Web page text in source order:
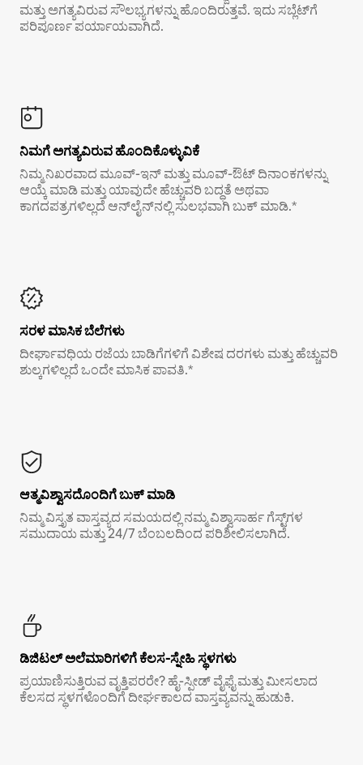
ಮತ್ತು ಅಗತ್ಯವಿರುವ ಸೌಲಭ್ಯಗಳನ್ನು ಹೊಂದಿರುತ್ತವೆ. ಇದು ಸಬ್ಲೆಟ್‌ಗೆ
ಪರಿಪೂರ್ಣ ಪರ್ಯಾಯವಾಗಿದೆ.
ನಿಮಗೆ ಅಗತ್ಯವಿರುವ ಹೊಂದಿಕೊಳ್ಳುವಿಕೆ
ನಿಮ್ಮ ನಿಖರವಾದ ಮೂವ್-ಇನ್ ಮತ್ತು ಮೂವ್-ಔಟ್ ದಿನಾಂಕಗಳನ್ನು
ಆಯ್ಕೆ ಮಾಡಿ ಮತ್ತು ಯಾವುದೇ ಹೆಚ್ಚುವರಿ ಬದ್ಧತೆ ಅಥವಾ
ಕಾಗದಪತ್ರಗಳಿಲ್ಲದೆ ಆನ್‌ಲೈನ್‌ನಲ್ಲಿ ಸುಲಭವಾಗಿ ಬುಕ್ ಮಾಡಿ.*
ಸರಳ ಮಾಸಿಕ ಬೆಲೆಗಳು
ದೀರ್ಘಾವಧಿಯ ರಜೆಯ ಬಾಡಿಗೆಗಳಿಗೆ ವಿಶೇಷ ದರಗಳು ಮತ್ತು ಹೆಚ್ಚುವರಿ
ಶುಲ್ಕಗಳಿಲ್ಲದೆ ಒಂದೇ ಮಾಸಿಕ ಪಾವತಿ.*
ಆತ್ಮವಿಶ್ವಾಸದೊಂದಿಗೆ ಬುಕ್ ಮಾಡಿ
ನಿಮ್ಮ ವಿಸ್ತೃತ ವಾಸ್ತವ್ಯದ ಸಮಯದಲ್ಲಿ ನಮ್ಮ ವಿಶ್ವಾಸಾರ್ಹ ಗೆಸ್ಟ್‌ಗಳ
ಸಮುದಾಯ ಮತ್ತು 24/7 ಬೆಂಬಲದಿಂದ ಪರಿಶೀಲಿಸಲಾಗಿದೆ.
ಡಿಜಿಟಲ್ ಅಲೆಮಾರಿಗಳಿಗೆ ಕೆಲಸ-ಸ್ನೇಹಿ ಸ್ಥಳಗಳು
ಪ್ರಯಾಣಿಸುತ್ತಿರುವ ವೃತ್ತಿಪರರೇ? ಹೈ-ಸ್ಪೀಡ್ ವೈಫೈ ಮತ್ತು ಮೀಸಲಾದ
ಕೆಲಸದ ಸ್ಥಳಗಳೊಂದಿಗೆ ದೀರ್ಘಕಾಲದ ವಾಸ್ತವ್ಯವನ್ನು ಹುಡುಕಿ.